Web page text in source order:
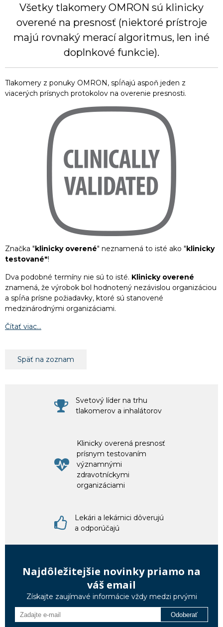
Všetky tlakomery OMRON sú klinicky
overené na presnosť (niektoré prístroje
majú rovnaký merací algoritmus, len iné
doplnkové funkcie).
Tlakomery z ponuky OMRON, spĺňajú aspoň jeden z
viacerých prísnych protokolov na overenie presnosti.
Značka "klinicky overené" neznamená to isté ako "klinicky
testované"!
Dva podobné termíny nie sú to isté. Klinicky overené
znamená, že výrobok bol hodnotený nezávislou organizáciou
a spĺňa prísne požiadavky, ktoré sú stanovené
medzinárodnými organizáciami.
Čítať viac...
Späť na zoznam
Svetový líder na trhu
tlakomerov a inhalátorov
Klinicky overená presnosť
prísnym testovaním
významnými
zdravotníckymi
organizáciami
Lekári a lekárnici dôverujú
a odporúčajú
Najdôležitejšie novinky priamo na
váš email
Získajte zaujímavé informácie vždy medzi prvými
Odoberať